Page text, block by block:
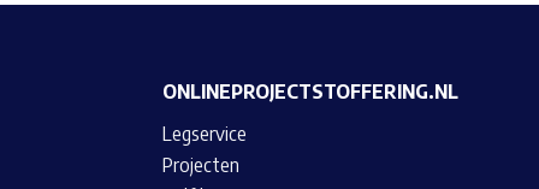
ONLINEPROJECTSTOFFERING.NL
Legservice
Projecten